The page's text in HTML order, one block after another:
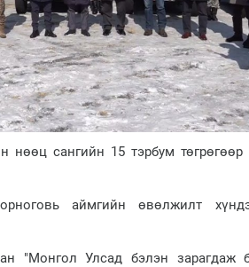
сангийн 15 тэрбум төгрөгөөр
аймгийн өвөлжилт
"Монгол Улсад бэлэн зарагдаж